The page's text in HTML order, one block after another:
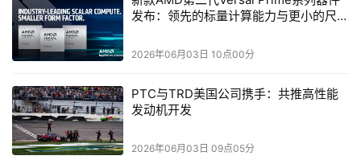
光缆（AOC）的MicroLED光学技术应用。该方案能以单晶
形式整合至与现有设备相容的CMOS收发器中，兼具铜线般
发布：领先的标量计算能力与更小的尺寸
2026年06月03日 10点00分
PTC与TRD美国公司携手：共推高性能
发动机开发
2026年06月03日 09点05分